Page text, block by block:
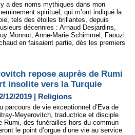
y a des noms mythiques dans mon
spirituel, qui m’ont indiqué la
tels des étoiles brillantes, depuis
décennies : Arnaud Desjardins,
Monnot, Anne-Marie Schimmel, Faouzi
en faisaient partie, dès les premiers
repose auprès de Rumi
insolite vers la Turquie
12/2019 | Religions
parcours de vie exceptionnel d’Eva de
Meyerovitch, traductrice et disciple
Rumi, des funérailles hors du commun
le point d’orgue d’une vie au service